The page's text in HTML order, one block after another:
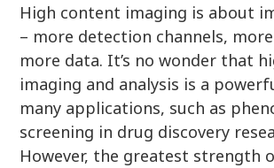
High content imaging is about
– more detection channels,
more data. It’s no wonder that
imaging and analysis is a
many applications, such as
screening in drug discovery
However, the greatest strength